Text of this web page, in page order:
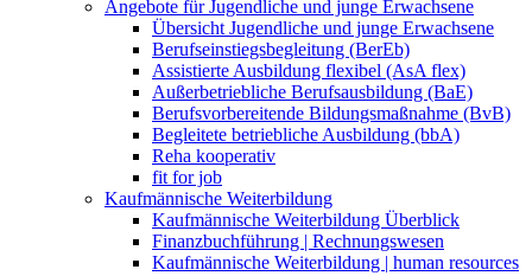
Angebote für Jugendliche und junge Erwachsene
Übersicht Jugendliche und junge Erwachsene
Berufseinstiegsbegleitung (BerEb)
Assistierte Ausbildung flexibel (AsA flex)
Außerbetriebliche Berufsausbildung (BaE)
Berufsvorbereitende Bildungsmaßnahme (BvB)
Begleitete betriebliche Ausbildung (bbA)
Reha kooperativ
fit for job
Kaufmännische Weiterbildung
Kaufmännische Weiterbildung Überblick
Finanzbuchführung | Rechnungswesen
Kaufmännische Weiterbildung | human resources